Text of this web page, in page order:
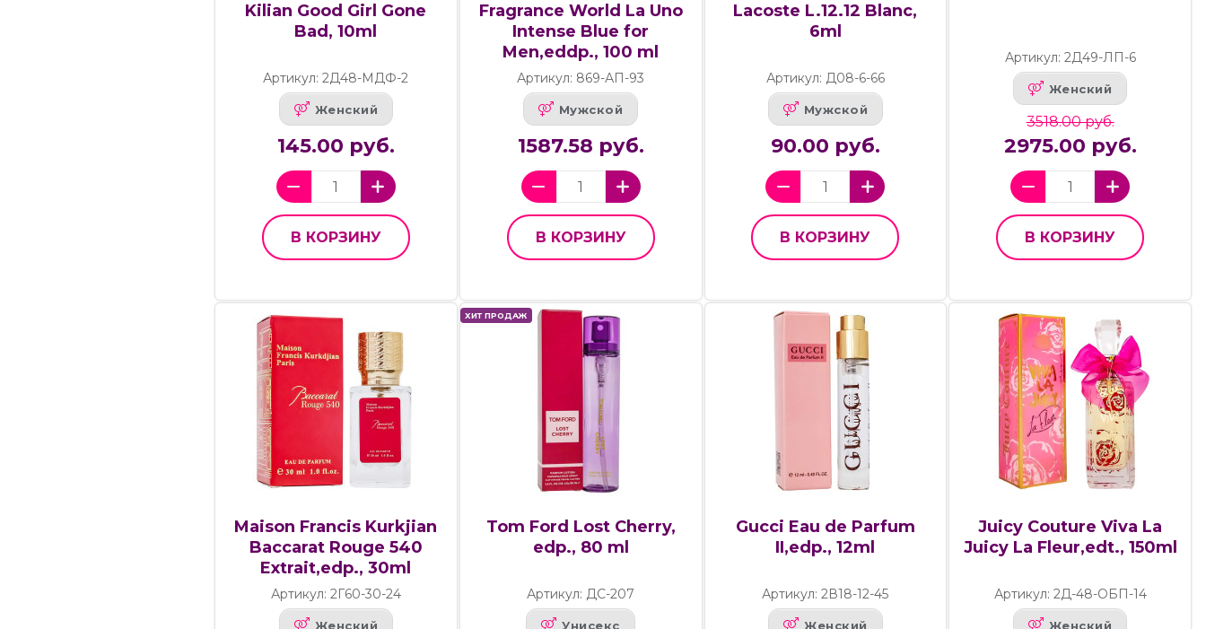
Kilian Good Girl Gone
Bad, 10ml
Артикул: 2Д48-МДФ-2
Женский
145.00 руб.
В КОРЗИНУ
Fragrance World La Uno
Intense Blue for
Men,eddp., 100 ml
Артикул: 869-АП-93
Мужской
1587.58 руб.
В КОРЗИНУ
Lacoste L.12.12 Blanc,
6ml
Артикул: Д08-6-66
Мужской
90.00 руб.
В КОРЗИНУ
Артикул: 2Д49-ЛП-6
Женский
3518.00 руб.
2975.00 руб.
В КОРЗИНУ
Maison Francis Kurkjian
Baccarat Rouge 540
Extrait,edp., 30ml
Артикул: 2Г60-30-24
Женский
ХИТ ПРОДАЖ
Tom Ford Lost Cherry,
edp., 80 ml
Артикул: ДС-207
Унисекс
Gucci Eau de Parfum
II,edp., 12ml
Артикул: 2В18-12-45
Женский
Juicy Couture Viva La
Juicy La Fleur,edt., 150ml
Артикул: 2Д-48-ОБП-14
Женский